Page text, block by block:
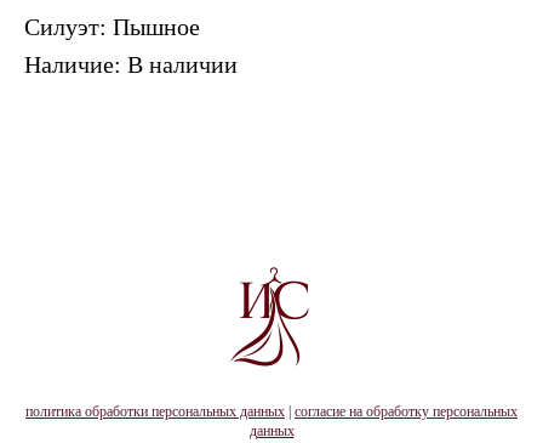
Силуэт: Пышное
Наличие: В наличии
политика обработки персональных данных согласие на обработку персональных
данных